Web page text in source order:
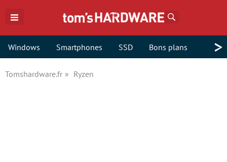
Windows Smartphones SSD Bons plans >
Tomshardware.fr Ryzen